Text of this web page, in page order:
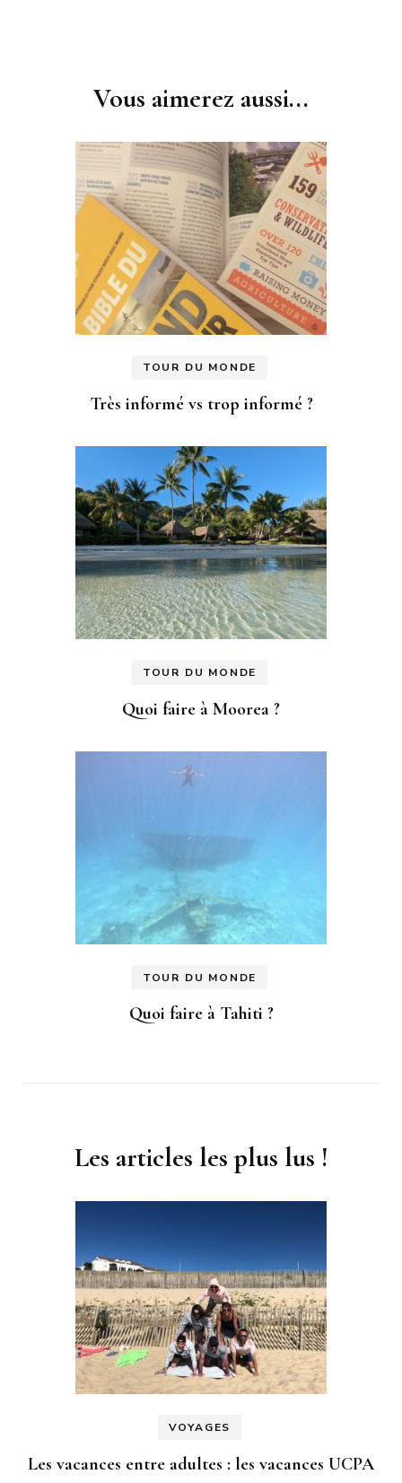
Vous aimerez aussi...
TOUR DU MONDE
Très informé vs trop informé ?
TOUR DU MONDE
Quoi faire à Moorea ?
TOUR DU MONDE
Quoi faire à Tahiti ?
Les articles les plus lus !
VOYAGES
Les vacances entre adultes : les vacances UCPA